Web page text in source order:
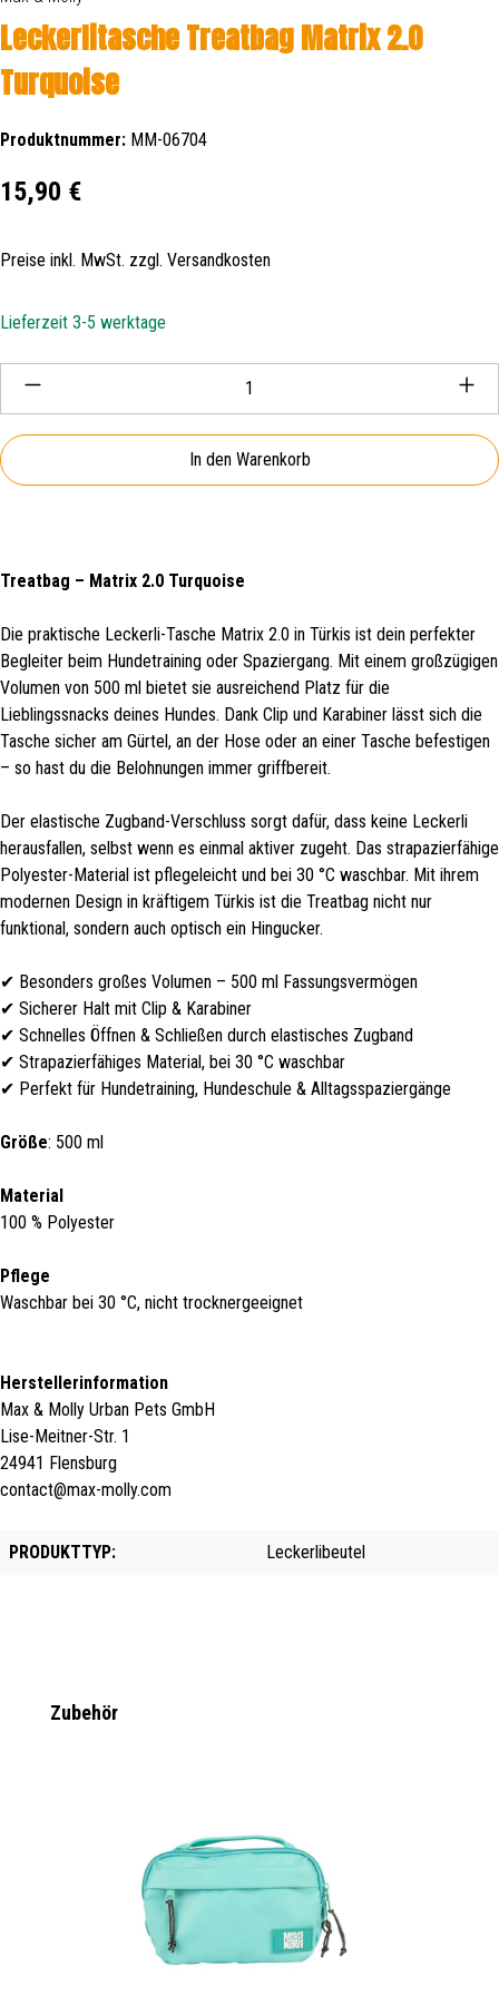
Leckerlitasche Treatbag Matrix 2.0
Turquoise
Produktnummer: MM-06704
Regulärer Preis:
15,90 €
Preise inkl. MwSt. zzgl. Versandkosten
Lieferzeit 3-5 werktage
Produkt Anzahl: Gib den gewünschten Wert ein oder
In den Warenkorb
Treatbag – Matrix 2.0 Turquoise
Die praktische Leckerli-Tasche Matrix 2.0 in Türkis ist dein perfekter
Begleiter beim Hundetraining oder Spaziergang. Mit einem großzügigen
Volumen von 500 ml bietet sie ausreichend Platz für die
Lieblingssnacks deines Hundes. Dank Clip und Karabiner lässt sich die
Tasche sicher am Gürtel, an der Hose oder an einer Tasche befestigen
– so hast du die Belohnungen immer griffbereit.
Der elastische Zugband-Verschluss sorgt dafür, dass keine Leckerli
herausfallen, selbst wenn es einmal aktiver zugeht. Das strapazierfähige
Polyester-Material ist pflegeleicht und bei 30 °C waschbar. Mit ihrem
modernen Design in kräftigem Türkis ist die Treatbag nicht nur
funktional, sondern auch optisch ein Hingucker.
✔ Besonders großes Volumen – 500 ml Fassungsvermögen
✔ Sicherer Halt mit Clip & Karabiner
✔ Schnelles Öffnen & Schließen durch elastisches Zugband
✔ Strapazierfähiges Material, bei 30 °C waschbar
✔ Perfekt für Hundetraining, Hundeschule & Alltagsspaziergänge
Größe: 500 ml
Material
100 % Polyester
Pflege
Waschbar bei 30 °C, nicht trocknergeeignet
Herstellerinformation
Max & Molly Urban Pets GmbH
Lise-Meitner-Str. 1
24941 Flensburg
contact@max-molly.com
PRODUKTTYP: Leckerlibeutel
Produktgalerie überspringen
Zubehör